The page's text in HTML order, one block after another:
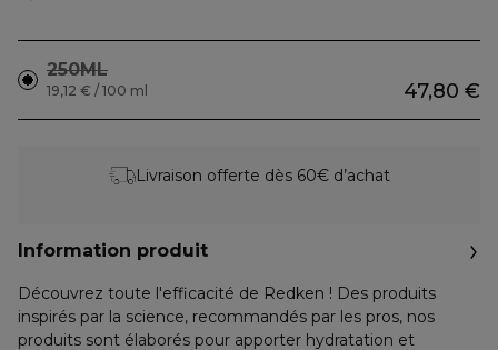
250ML
47,80 €
19,12 € / 100 ml
Livraison offerte dès 60€ d’achat
Information produit
Découvrez toute l'efficacité de Redken ! Des produits
inspirés par la science, recommandés par les pros, nos
produits sont élaborés pour apporter hydratation et